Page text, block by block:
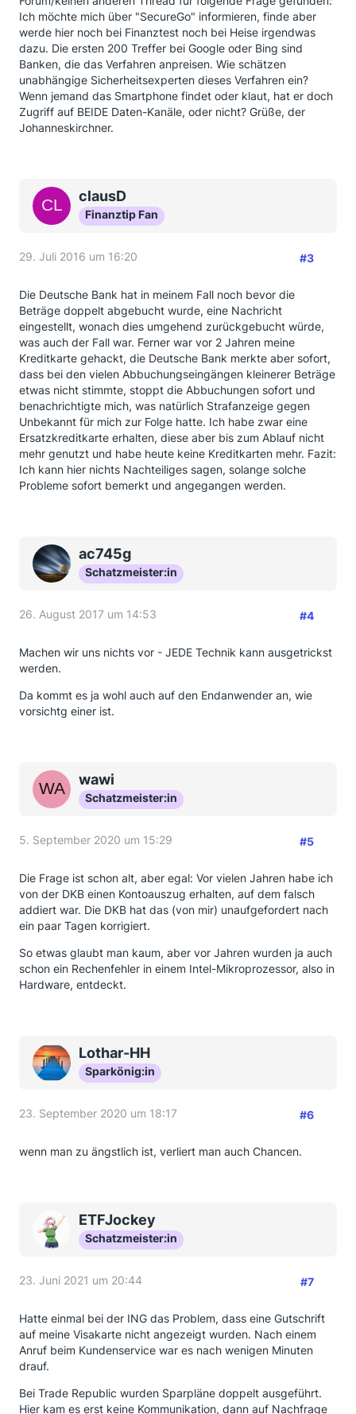
Ich möchte mich über "SecureGo" informieren, finde aber
werde hier noch bei Finanztest noch bei Heise irgendwas
dazu. Die ersten 200 Treffer bei Google oder Bing sind
Banken, die das Verfahren anpreisen. Wie schätzen
unabhängige Sicherheitsexperten dieses Verfahren ein?
Wenn jemand das Smartphone findet oder klaut, hat er doch
Zugriff auf BEIDE Daten-Kanäle, oder nicht? Grüße, der
Johanneskirchner.
clausD
Finanztip Fan
29. Juli 2016 um 16:20 #3
Die Deutsche Bank hat in meinem Fall noch bevor die
Beträge doppelt abgebucht wurde, eine Nachricht
eingestellt, wonach dies umgehend zurückgebucht würde,
was auch der Fall war. Ferner war vor 2 Jahren meine
Kreditkarte gehackt, die Deutsche Bank merkte aber sofort,
dass bei den vielen Abbuchungseingängen kleinerer Beträge
etwas nicht stimmte, stoppt die Abbuchungen sofort und
benachrichtigte mich, was natürlich Strafanzeige gegen
Unbekannt für mich zur Folge hatte. Ich habe zwar eine
Ersatzkreditkarte erhalten, diese aber bis zum Ablauf nicht
mehr genutzt und habe heute keine Kreditkarten mehr. Fazit:
Ich kann hier nichts Nachteiliges sagen, solange solche
Probleme sofort bemerkt und angegangen werden.
ac745g
Schatzmeister:in
26. August 2017 um 14:53 #4
Machen wir uns nichts vor - JEDE Technik kann ausgetrickst
werden.
Da kommt es ja wohl auch auf den Endanwender an, wie
vorsichtg einer ist.
wawi
Schatzmeister:in
5. September 2020 um 15:29 #5
Die Frage ist schon alt, aber egal: Vor vielen Jahren habe ich
von der DKB einen Kontoauszug erhalten, auf dem falsch
addiert war. Die DKB hat das (von mir) unaufgefordert nach
ein paar Tagen korrigiert.
So etwas glaubt man kaum, aber vor Jahren wurden ja auch
schon ein Rechenfehler in einem Intel-Mikroprozessor, also in
Hardware, entdeckt.
Lothar-HH
Sparkönig:in
23. September 2020 um 18:17 #6
wenn man zu ängstlich ist, verliert man auch Chancen.
ETFJockey
Schatzmeister:in
23. Juni 2021 um 20:44 #7
Hatte einmal bei der ING das Problem, dass eine Gutschrift
auf meine Visakarte nicht angezeigt wurden. Nach einem
Anruf beim Kundenservice war es nach wenigen Minuten
drauf.
Bei Trade Republic wurden Sparpläne doppelt ausgeführt.
Hier kam es erst keine Kommunikation, dann auf Nachfrage